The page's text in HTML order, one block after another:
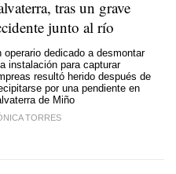
tras un grave
junto al río
operario dedicado a desmontar
instalación para capturar
resultó herido después de
por una pendiente en
de Miño
TORRES